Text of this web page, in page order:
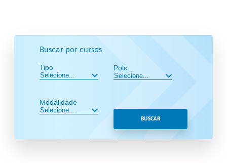
Buscar por cursos
Tipo
Modalidade
Polo
BUSCAR